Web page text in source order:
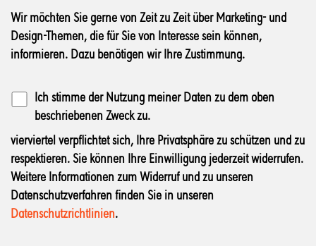
Wir möchten Sie gerne von Zeit zu Zeit über Marketing- und
Design-Themen, die für Sie von Interesse sein können,
informieren. Dazu benötigen wir Ihre Zustimmung.
Ich stimme der Nutzung meiner Daten zu dem oben
beschriebenen Zweck zu.
vierviertel verpflichtet sich, Ihre Privatsphäre zu schützen und zu
respektieren. Sie können Ihre Einwilligung jederzeit widerrufen.
Weitere Informationen zum Widerruf und zu unseren
Datenschutzverfahren finden Sie in unseren
Datenschutzrichtlinien.